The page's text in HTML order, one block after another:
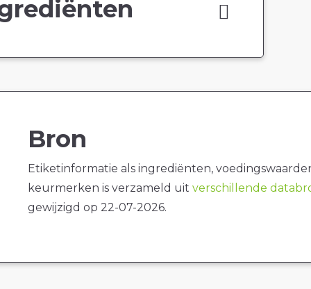
Bron
Etiketinformatie als ingrediënten,
keurmerken is verzameld uit verschillende
gewijzigd op 22-07-2026.